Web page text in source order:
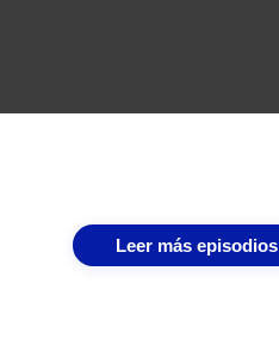
Leer más episodios